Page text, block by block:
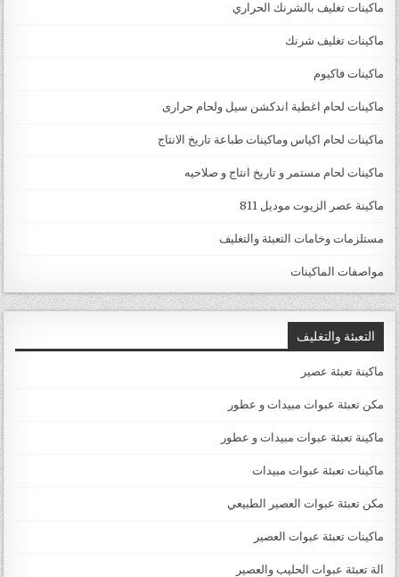
ماكينات تغليف بالشرنك الحراري
ماكينات تغليف شرنك
ماكينات فاكيوم
ماكينات لحام اغطية اندكشن سيل ولحام حرارى
ماكينات لحام اكياس وماكينات طباعة تاريخ الانتاج
ماكينات لحام مستمر و تاريخ انتاج و صلاحيه
ماكينة عصر الزيوت موديل 811
مستلزمات وخامات التعبئة والتغليف
مواصفات الماكينات
التعبئة والتغليف
ماكينة تعبئة عصير
مكن تعبئة عبوات مبيدات و عطور
ماكينة تعبئة عبوات مبيدات و عطور
ماكينات تعبئة عبوات مبيدات
مكن تعبئة عبوات العصير الطبيعي
ماكينات تعبئة عبوات العصير
الة تعبئة عبوات الحليب والعصير